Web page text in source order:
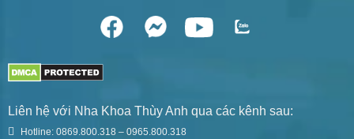
Liên hệ với Nha Khoa Thùy Anh qua các kênh sau:
Hotline: 0869.800.318 – 0965.800.318